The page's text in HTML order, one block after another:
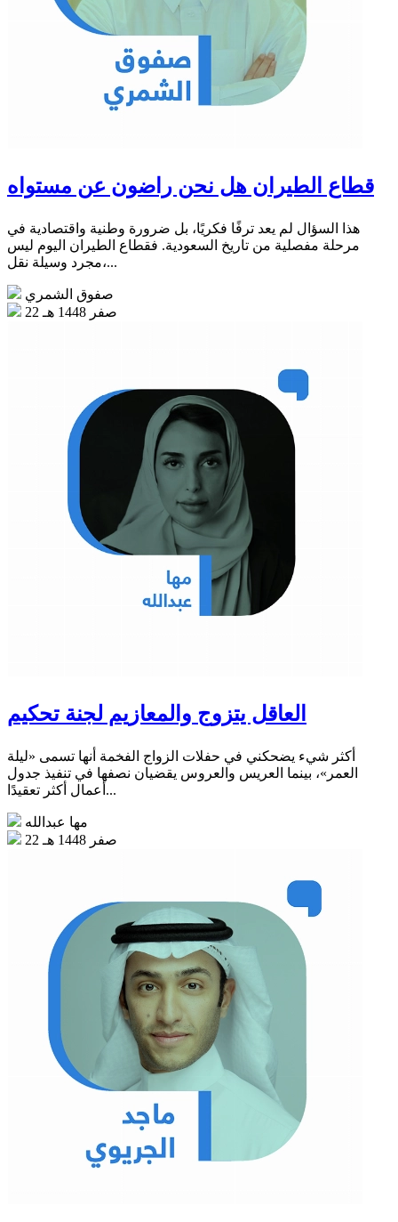
قطاع الطيران هل نحن راضون عن مستواه
هذا السؤال لم يعد ترفًا فكريًا، بل ضرورة وطنية واقتصادية في
مرحلة مفصلية من تاريخ السعودية. فقطاع الطيران اليوم ليس
مجرد وسيلة نقل،...
صفوق الشمري
22 صفر 1448 هـ
العاقل يتزوج والمعازيم لجنة تحكيم
أكثر شيء يضحكني في حفلات الزواج الفخمة أنها تسمى «ليلة
العمر»، بينما العريس والعروس يقضيان نصفها في تنفيذ جدول
أعمال أكثر تعقيدًا...
مها عبدالله
22 صفر 1448 هـ